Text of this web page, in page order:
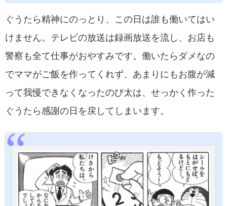
ぐうたら精神にのっとり、この日は誰も働いてはい
けません。テレビの放送は録画放送を流し、お店も
警察も全て仕事がおやすみです。働いたらダメなの
でママがご飯を作ってくれず、あまりにもお腹が減
って我慢できなくなったのび太は、せっかく作った
ぐうたら感謝の日を戻してしまいます。